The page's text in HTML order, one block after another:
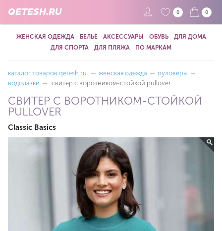
QETESH.RU 0 0
ЖЕНСКАЯ ОДЕЖДА БЕЛЬЕ АКСЕССУАРЫ ОБУВЬ
ДЛЯ ДОМА
ДЛЯ СПОРТА
ДЛЯ ПЛЯЖА ПО МАРКАМ
каталог товаров qetesh.ru — женская одежда — пуловеры —
водолазки — свитер с воротником-стойкой pullover
СВИТЕР С ВОРОТНИКОМ-СТОЙКОЙ
PULLOVER
Classic Basics